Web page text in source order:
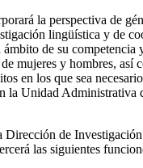
la perspectiva de
lingüística y de
de su competencia
mujeres y hombres, así
en los que sea
la Unidad Administrativa
Dirección de
las siguientes